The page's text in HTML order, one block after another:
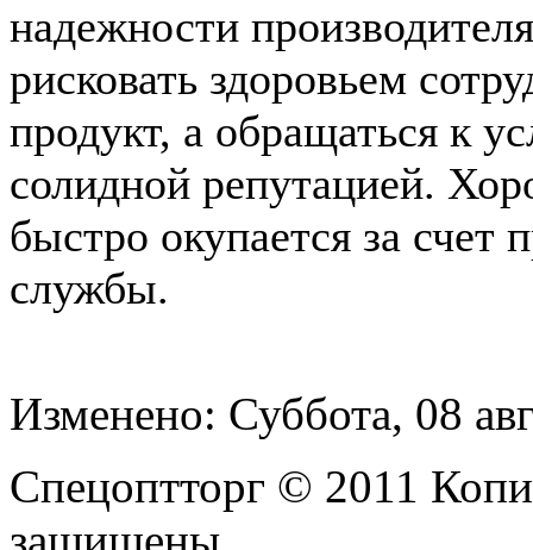
надежности
рисковать здоровьем
продукт, а обращаться к
солидной репутацией.
быстро окупается за счет
службы.
Изменено: Суббота, 08
Спецоптторг © 2011
защищены